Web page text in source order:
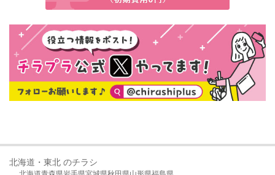
北海道・東北 のチラシ